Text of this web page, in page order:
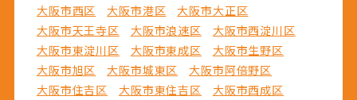
大阪市西区
大阪市港区
大阪市大正区
大阪市天王寺区
大阪市浪速区
大阪市西淀川区
大阪市東淀川区
大阪市東成区
大阪市生野区
大阪市旭区
大阪市城東区
大阪市阿倍野区
大阪市住吉区
大阪市東住吉区
大阪市西成区